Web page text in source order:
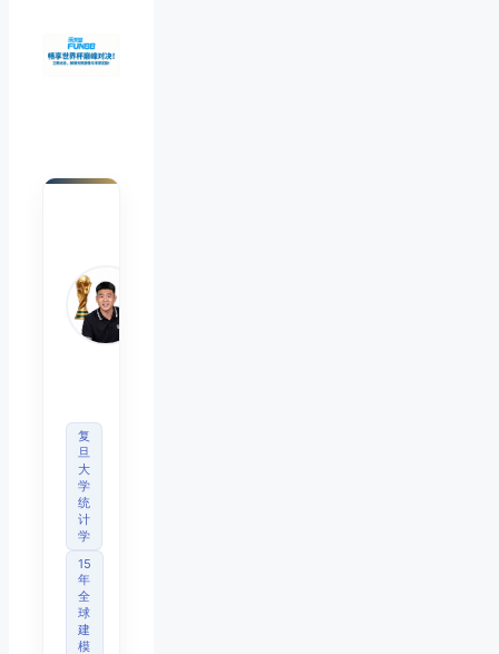
复
旦
大
学
统
计
学
15
年
全
球
建
模